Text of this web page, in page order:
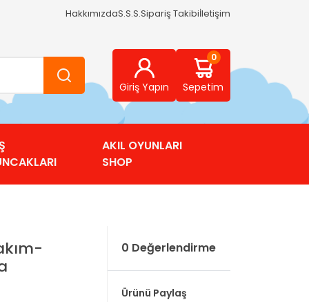
HakkımızdaS.S.S.Sipariş Takibiİletişim
Giriş Yapın
0
Sepetim
AKIL OYUNLARI
SHOP
0 Değerlendirme
Ürünü Paylaş